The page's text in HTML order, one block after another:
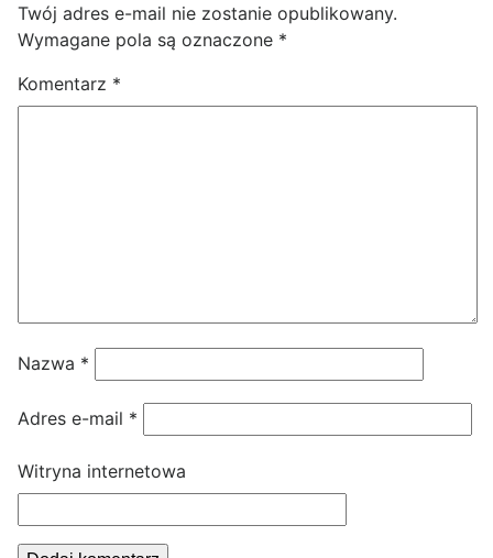
Twój adres e-mail nie zostanie opublikowany.
Wymagane pola są oznaczone *
Komentarz *
Nazwa *
Adres e-mail *
Witryna internetowa